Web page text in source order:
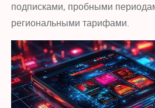
подписками, пробными
региональными тарифами.